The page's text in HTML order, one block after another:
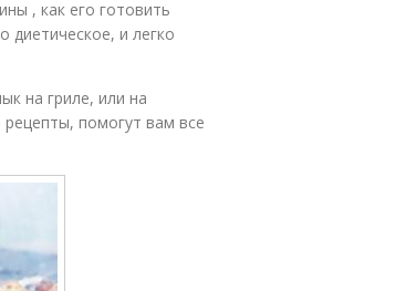
, как его готовить
диетическое, и легко
на гриле, или на
помогут вам все